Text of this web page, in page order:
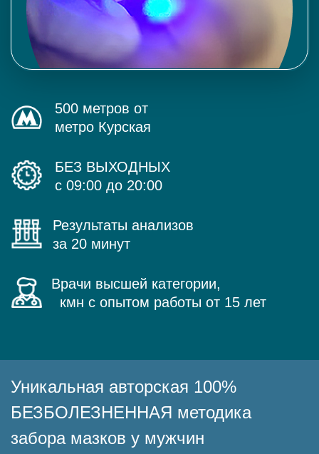
500 метров от
метро Курская
БЕЗ ВЫХОДНЫХ
с 09:00 до 20:00
Результаты анализов
за 20 минут
Врачи высшей категории,
кмн с опытом работы от 15 лет
Уникальная авторская 100%
БЕЗБОЛЕЗНЕННАЯ методика
забора мазков у мужчин